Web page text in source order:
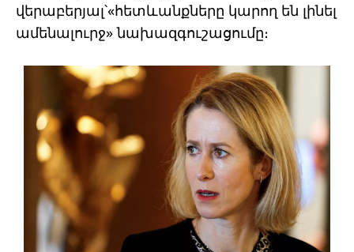
վերաբերյալ՝«հետևանքները կարող են լինել
ամենալուրջ» նախազգուշացումը։